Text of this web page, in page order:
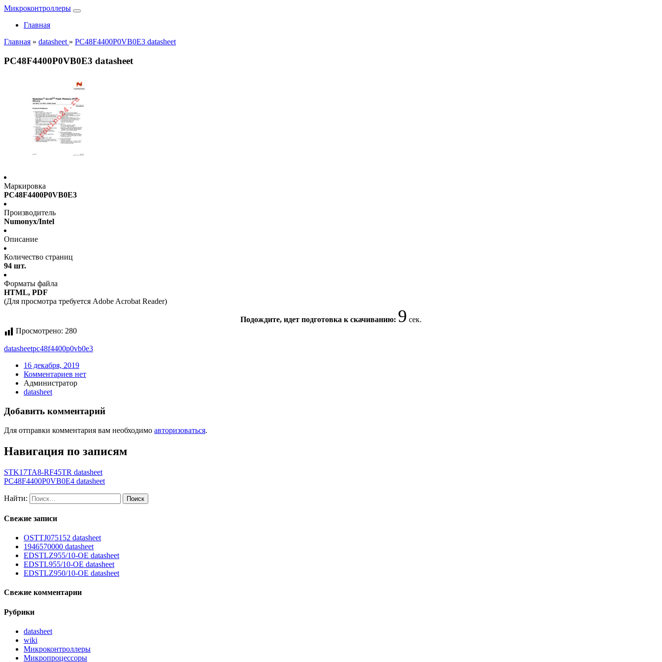
Микроконтроллеры
Главная
Главная » datasheet » PC48F4400P0VB0E3 datasheet
PC48F4400P0VB0E3 datasheet
Маркировка
PC48F4400P0VB0E3
Производитель
Numonyx/Intel
Описание
Количество страниц
94 шт.
Форматы файла
HTML, PDF
(Для просмотра требуется Adobe Acrobat Reader)
Подождите, идет подготовка к скачиванию: 9 сек.
Просмотрено: 280
datasheetpc48f4400p0vb0e3
16 декабря, 2019
Комментариев нет
Администратор
datasheet
Добавить комментарий
Для отправки комментария вам необходимо авторизоваться.
Навигация по записям
STK17TA8-RF45TR datasheet
PC48F4400P0VB0E4 datasheet
Найти:
Свежие записи
OSTTJ075152 datasheet
1946570000 datasheet
EDSTLZ955/10-OE datasheet
EDSTL955/10-OE datasheet
EDSTLZ950/10-OE datasheet
Свежие комментарии
Рубрики
datasheet
wiki
Микроконтроллеры
Микропроцессоры